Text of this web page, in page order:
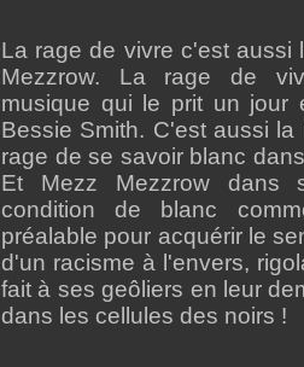
La rage de vivre c'est aussi
Mezzrow. La rage de
musique qui le prit un jour
Bessie Smith. C'est aussi
rage de se savoir blanc
Et Mezz Mezzrow dans
condition de blanc
préalable pour acquérir le
d'un racisme à l'envers,
fait à ses geôliers en leur
dans les cellules des noirs !